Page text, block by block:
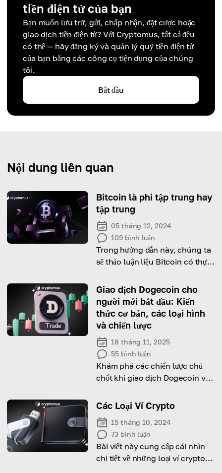
tiền điện tử của bạn
Bạn muốn lưu trữ, gửi, chấp nhận, đặt cược hoặc
giao dịch tiền điện tử? Với Cryptomus, tất cả đều
có thể — hãy đăng ký và quản lý quỹ tiền điện tử
của bạn bằng các công cụ tiện dụng của chúng
tôi.
Bắt đầu
Nội dung liên quan
Bitcoin là phi tập trung hay
tập trung
05 tháng 12, 2024
109 bình luận
Trong hướng dẫn này, chúng ta
sẽ thảo luận liệu Bitcoin có thực
điều đó như thế nào!
Giao dịch Dogecoin cho
người mới bắt đầu: Kiến
thức cơ bản, các loại hình
và chiến lược
18 tháng 11, 2025
55 bình luận
Khám phá các chiến lược chủ
chốt khi giao dịch Dogecoin và
thành công!
Các Loại Ví Crypto
15 tháng 10, 2024
73 bình luận
Bài viết này cung cấp cái nhìn
chi tiết về những loại ví crypto